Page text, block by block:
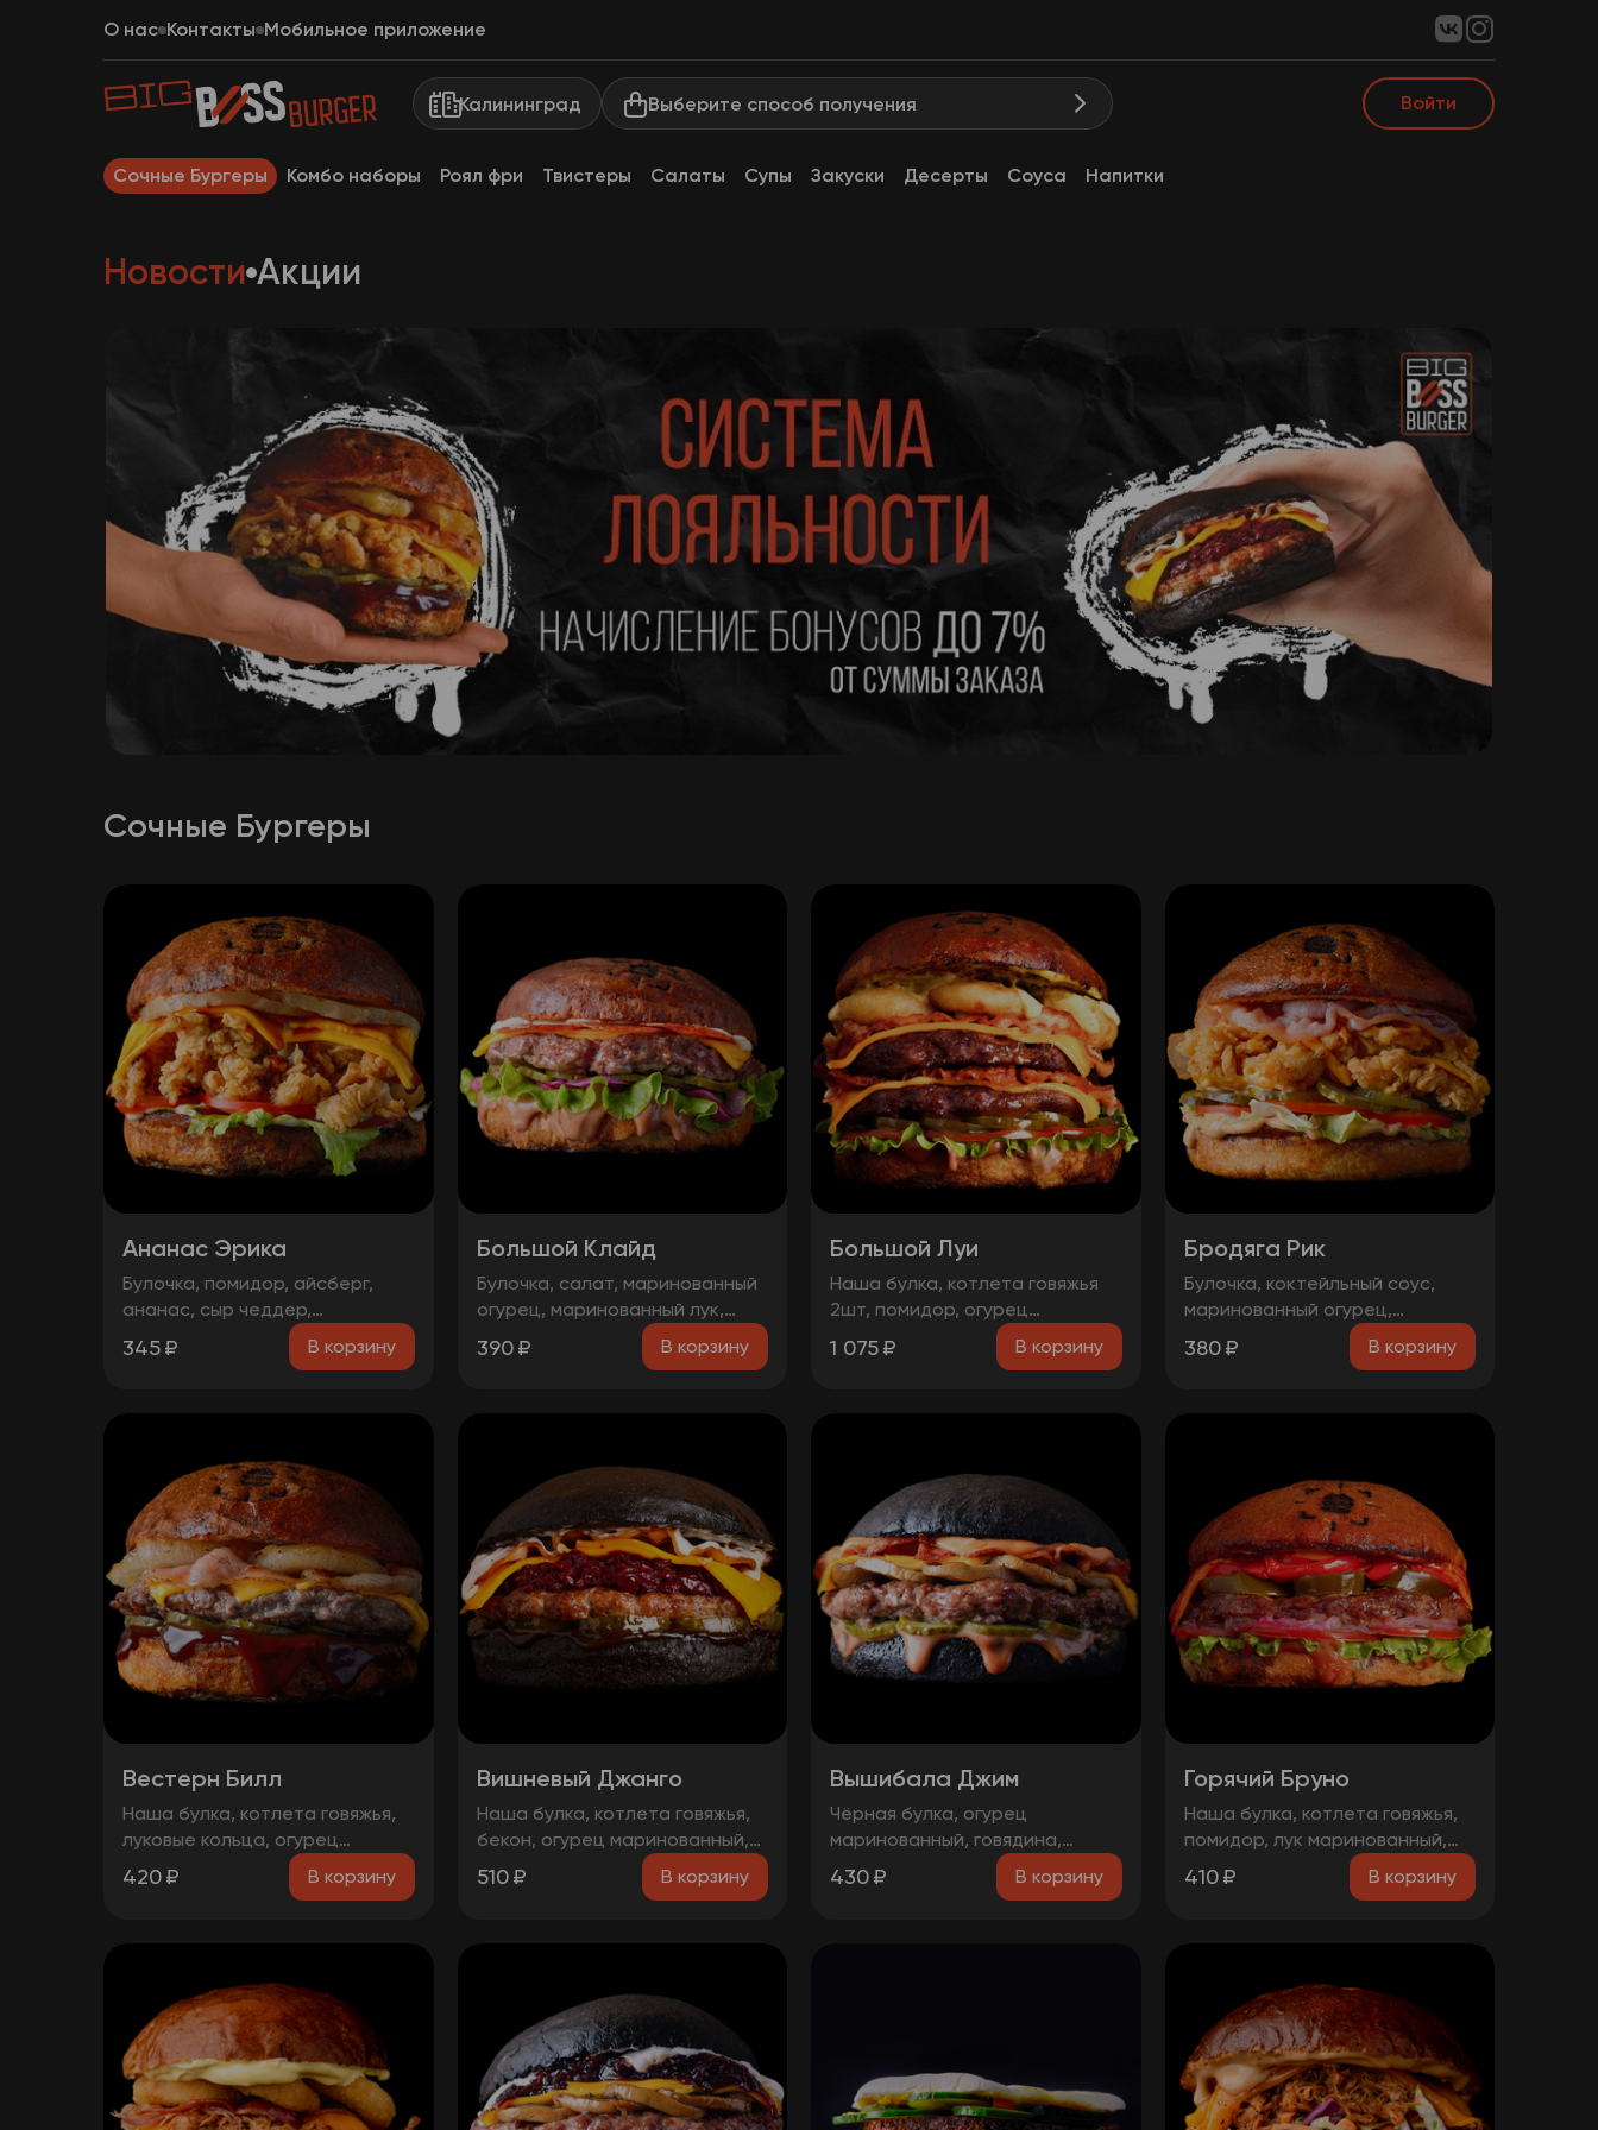
О нас Контакты Мобильное приложение
Калининград Выберите способ получения Войти
Сочные Бургеры Комбо наборы Роял фри Твистеры Салаты Супы Закуски Десерты Соуса Напитки
Новости Акции
Сочные Бургеры
Ананас Эрика
Булочка, помидор, айсберг,
ананас, сыр чеддер,
фирменная курочка в
панировке, майонез, терияки
345₽ В корзину
Большой Клайд
Булочка, салат, маринованный
огурец, маринованный лук,
котлета говядина, чорризо,
сыр чеддер, два фирменных
390 ₽ В корзину
Большой Луи
Наша булка, котлета говяжья
2шт, помидор, огурец
маринованный, луковые кольца,
бекон, лист салата, сыр
1 075₽ В корзину
Бродяга Рик
Булочка, коктейльный соус,
маринованный огурец,
помидоры, фирменная курица в
панировке, сыр чеддер, бекон.
380 ₽ В корзину
Вестерн Билл
Наша булка, котлета говяжья,
луковые кольца, огурец
маринованный, бекон, сыр
чеддер, соус барбекю.
420₽ В корзину
Вишневый Джанго
Наша булка, котлета говяжья,
бекон, огурец маринованный,
вишнёвый чатни, сыр чеддер,
соус барбекю, чесночный соус,
510 ₽ В корзину
Вышибала Джим
Чёрная булка, огурец
маринованный, говядина,
грибы, бекон, сыр чеддер, два
фирменных соуса
430₽ В корзину
Горячий Бруно
Наша булка, котлета говяжья,
помидор, лук маринованный,
лист салата, соус барбекю,
перец болгарский тушеный,
410 ₽ В корзину